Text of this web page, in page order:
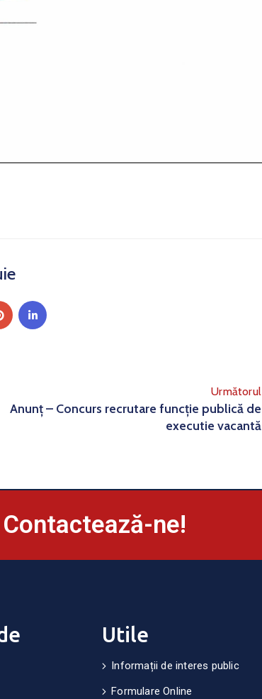
Următorul
Anunț – Concurs recrutare funcție publică de
executie vacantă
Contactează-ne!
Utile
Informații de interes public
Formulare Online